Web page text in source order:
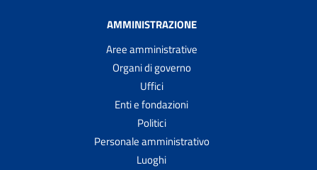
AMMINISTRAZIONE
Aree amministrative
Organi di governo
Uffici
Enti e fondazioni
Politici
Personale amministrativo
Luoghi